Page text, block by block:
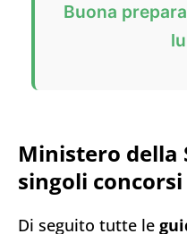
Buona
Ministero della
singoli concorsi
Di seguito tutte le